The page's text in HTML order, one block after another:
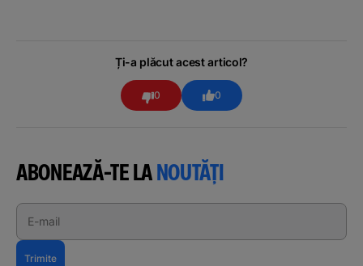
Ți-a plăcut acest articol?
0 0
ABONEAZĂ-TE LANOUTĂȚI
E-mail
Trimite